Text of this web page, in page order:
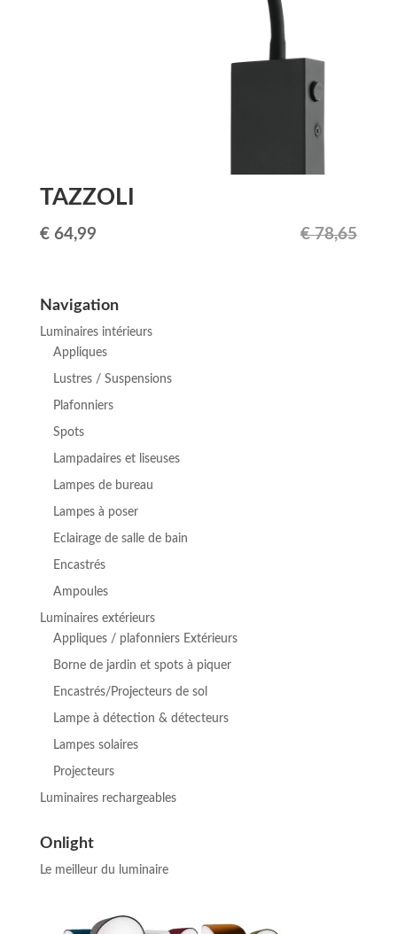
TAZZOLI
€78,65
Le
était :
€ 78,65.
€64,99Le
€ 64,99.
Navigation
Luminaires intérieurs
Appliques
Lustres / Suspensions
Plafonniers
Spots
Lampadaires et liseuses
Lampes de bureau
Lampes à poser
Eclairage de salle de bain
Encastrés
Ampoules
Luminaires extérieurs
Appliques / plafonniers Extérieurs
Borne de jardin et spots à piquer
Encastrés/Projecteurs de sol
Lampe à détection & détecteurs
Lampes solaires
Projecteurs
Luminaires rechargeables
Onlight
Le meilleur du luminaire